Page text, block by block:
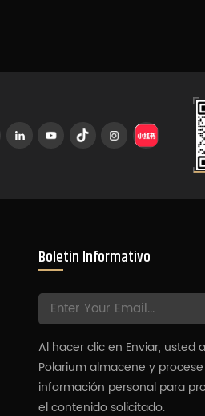
Boletin Informativo
Al hacer clic en Enviar, usted
Polarium almacene y
información personal para
el contenido solicitado.